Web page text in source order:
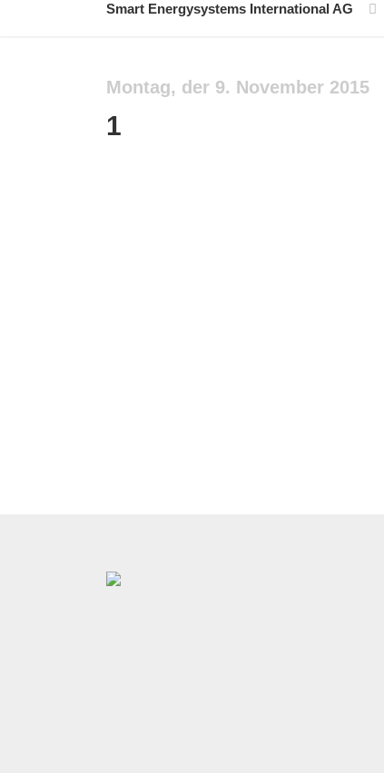
Smart Energysystems International AG
Montag, der 9. November 2015
1